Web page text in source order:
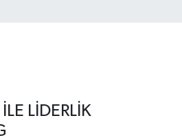
LİDERLİK